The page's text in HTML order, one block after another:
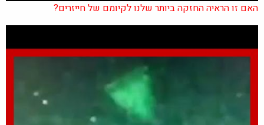
האם זו הראיה החזקה ביותר שלנו לקיומם של חייזרים?